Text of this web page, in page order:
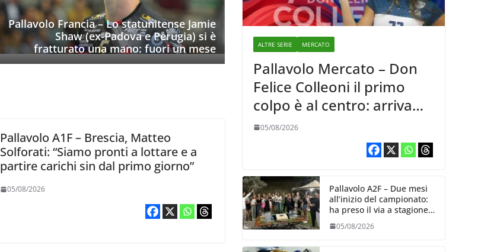
Pallavolo Francia – Lo statunitense Jamie
Shaw (ex-Padova e Perugia) si è
fratturato una mano: fuori un mese
Pallavolo A1F – Brescia, Matteo
Solforati: “Siamo pronti a lottare e a
partire carichi sin dal primo giorno”
05/08/2026
ALTRE SERIE MERCATO
Pallavolo Mercato – Don
Felice Colleoni il primo
colpo è al centro: arriva
Aurora Bertasi
05/08/2026
Pallavolo A2F – Due mesi
all’inizio del campionato:
ha preso il via a stagione
delle Black Angels
05/08/2026